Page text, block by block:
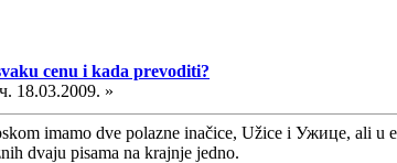
cenu i kada prevoditi?
18.03.2009. »
imamo dve polazne inačice, Užice i Ужице, ali u
dvaju pisama na krajnje jedno.